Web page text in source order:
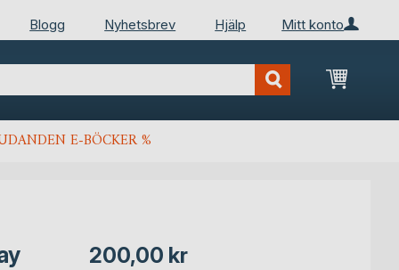
Mitt konto
Blogg Nyhetsbrev Hjälp
Min
E-BÖCKER %
200,00 kr